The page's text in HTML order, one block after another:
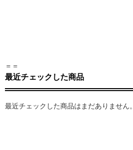
＝＝
最近チェックした商品
最近チェックした商品はまだありません。